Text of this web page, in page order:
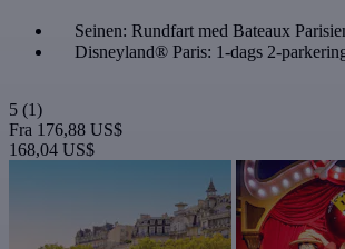
Seinen: Rundfart med Bateaux
Disneyland® Paris: 1-dags 2-
5 (1)
Fra 176,88 US$
168,04 US$